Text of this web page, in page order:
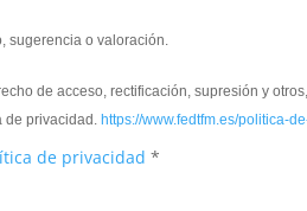
sugerencia o valoración.
de acceso, rectificación, supresión y
de privacidad. https://www.fedtfm.es/politica-
de privacidad*